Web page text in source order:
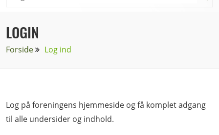
LOGIN
Forside Log ind
Log på foreningens hjemmeside og få komplet adgang
til alle undersider og indhold.